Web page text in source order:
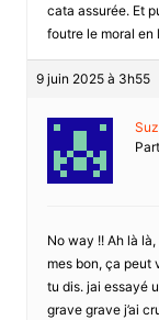
cata assurée. Et
foutre le moral en
9 juin 2025 à 3h55
No way !! Ah là là,
mes bon, ça peut
tu dis. jai essayé
grave grave j’ai